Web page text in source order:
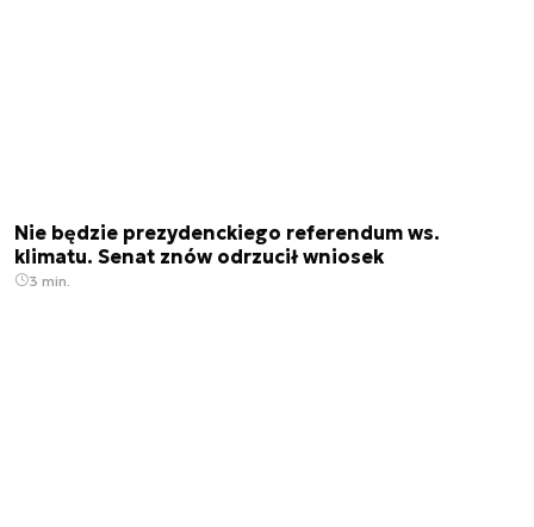
Nie będzie prezydenckiego referendum ws.
klimatu. Senat znów odrzucił wniosek
3 min.